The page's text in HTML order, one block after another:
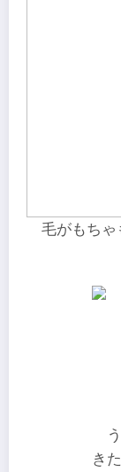
毛がもち
き